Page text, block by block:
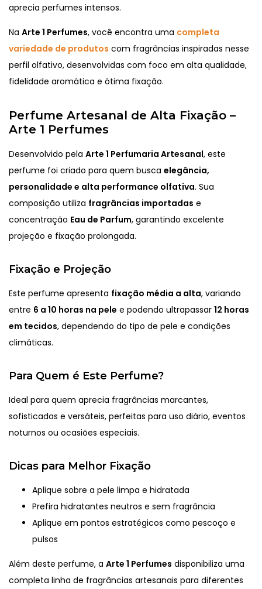
aprecia perfumes intensos.
Na Arte 1 Perfumes, você encontra uma completa
variedade de produtos com fragrâncias inspiradas nesse
perfil olfativo, desenvolvidas com foco em alta qualidade,
fidelidade aromática e ótima fixação.
Perfume Artesanal de Alta Fixação –
Arte 1 Perfumes
Desenvolvido pela Arte 1 Perfumaria Artesanal, este
perfume foi criado para quem busca elegância,
personalidade e alta performance olfativa. Sua
composição utiliza fragrâncias importadas e
concentração Eau de Parfum, garantindo excelente
projeção e fixação prolongada.
Fixação e Projeção
Este perfume apresenta fixação média a alta, variando
entre 6 a 10 horas na pele e podendo ultrapassar 12 horas
em tecidos, dependendo do tipo de pele e condições
climáticas.
Para Quem é Este Perfume?
Ideal para quem aprecia fragrâncias marcantes,
sofisticadas e versáteis, perfeitas para uso diário, eventos
noturnos ou ocasiões especiais.
Dicas para Melhor Fixação
Aplique sobre a pele limpa e hidratada
Prefira hidratantes neutros e sem fragrância
Aplique em pontos estratégicos como pescoço e
pulsos
Além deste perfume, a Arte 1 Perfumes disponibiliza uma
completa linha de fragrâncias artesanais para diferentes